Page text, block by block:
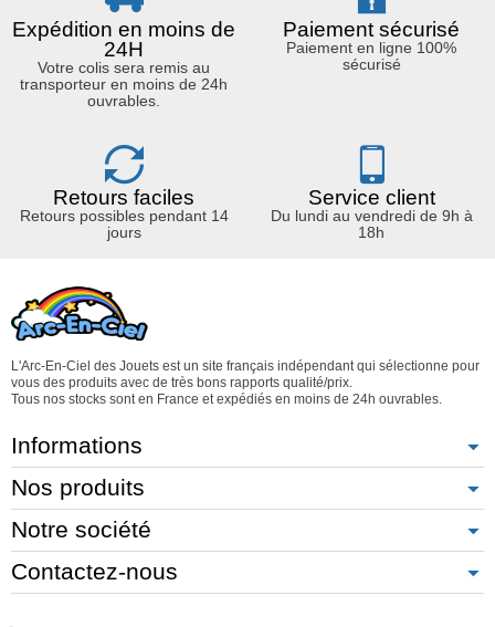
Expédition en moins de
24H
Votre colis sera remis au
transporteur en moins de 24h
ouvrables.
Paiement sécurisé
Paiement en ligne 100%
sécurisé
Retours faciles
Retours possibles pendant 14
jours
Service client
Du lundi au vendredi de 9h à
18h
L'Arc-En-Ciel des Jouets est un site français indépendant qui sélectionne pour
vous des produits avec de très bons rapports qualité/prix.
Tous nos stocks sont en France et expédiés en moins de 24h ouvrables.
Informations
Nos produits
Notre société
Contactez-nous